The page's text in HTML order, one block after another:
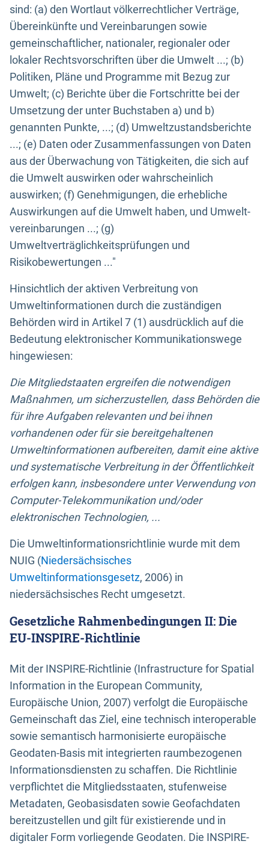
sind: (a) den Wortlaut völkerrechtlicher Verträge,
Übereinkünfte und Vereinbarungen sowie
gemeinschaftlicher, nationaler, regionaler oder
lokaler Rechtsvorschriften über die Umwelt ...; (b)
Politiken, Pläne und Programme mit Bezug zur
Umwelt; (c) Berichte über die Fortschritte bei der
Umsetzung der unter Buchstaben a) und b)
genannten Punkte, ...; (d) Umweltzustandsberichte
...; (e) Daten oder Zusammenfassungen von Daten
aus der Überwachung von Tätigkeiten, die sich auf
die Umwelt auswirken oder wahrscheinlich
auswirken; (f) Genehmigungen, die erhebliche
Auswirkungen auf die Umwelt haben, und Umwelt-
vereinbarungen ...; (g)
Umweltverträglichkeitsprüfungen und
Risikobewertungen ..."
Hinsichtlich der aktiven Verbreitung von
Umweltinformationen durch die zuständigen
Behörden wird in Artikel 7 (1) ausdrücklich auf die
Bedeutung elektronischer Kommunikationswege
hingewiesen:
Die Mitgliedstaaten ergreifen die notwendigen
Maßnahmen, um sicherzustellen, dass Behörden die
für ihre Aufgaben relevanten und bei ihnen
vorhandenen oder für sie bereitgehaltenen
Umweltinformationen aufbereiten, damit eine aktive
und systematische Verbreitung in der Öffentlichkeit
erfolgen kann, insbesondere unter Verwendung von
Computer-Telekommunikation und/oder
elektronischen Technologien, ...
Die Umweltinformationsrichtlinie wurde mit dem
NUIG (Niedersächsisches
Umweltinformationsgesetz, 2006) in
niedersächsisches Recht umgesetzt.
Gesetzliche Rahmenbedingungen II: Die
EU-INSPIRE-Richtlinie
Mit der INSPIRE-Richtlinie (Infrastructure for Spatial
Information in the European Community,
Europäische Union, 2007) verfolgt die Europäische
Gemeinschaft das Ziel, eine technisch interoperable
sowie semantisch harmonisierte europäische
Geodaten-Basis mit integrierten raumbezogenen
Informationsdiensten zu schaffen. Die Richtlinie
verpflichtet die Mitgliedsstaaten, stufenweise
Metadaten, Geobasisdaten sowie Geofachdaten
bereitzustellen und gilt für existierende und in
digitaler Form vorliegende Geodaten. Die INSPIRE-